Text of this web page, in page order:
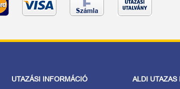
UTAZÁSI INFORMÁCIÓ ALDI UTAZAS